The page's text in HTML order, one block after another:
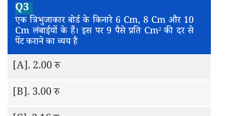
Q3
एक त्रिभुजाकार बोर्ड के किनारे 6 Cm, 8 Cm और 10
Cm लंबाईयों के हैं। इस पर 9 पैसे प्रति Cm² की दर से
पेंट कराने का व्यय है
[A]. 2.00 रु
[B]. 3.00 रु